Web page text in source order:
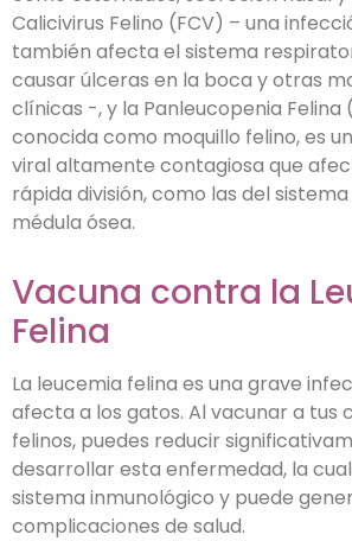
Calicivirus Felino (FCV) – una
también afecta el sistema
causar úlceras en la boca y otras
clínicas -, y la Panleucopenia Felina
conocida como moquillo felino, es
viral altamente contagiosa que
rápida división, como las del
médula ósea.
Vacuna contra la
Felina
La leucemia felina es una grave
afecta a los gatos. Al vacunar a tus
felinos, puedes reducir
desarrollar esta enfermedad, la
sistema inmunológico y puede
complicaciones de salud.